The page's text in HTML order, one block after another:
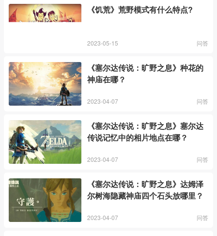
《饥荒》荒野模式有什么特点?
2023-05-15 问答
《塞尔达传说：旷野之息》种花的
神庙在哪？
2023-04-07 问答
《塞尔达传说：旷野之息》塞尔达
传说记忆中的相片地点在哪？
2023-04-07 问答
《塞尔达传说：旷野之息》达姆泽
尔树海隐藏神庙四个石头放哪里？
2023-04-07 问答